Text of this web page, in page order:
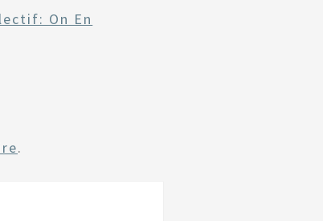
On En
.